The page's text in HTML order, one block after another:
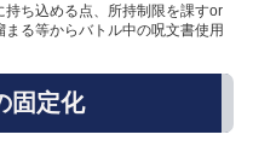
ち込める点、所持制限を課すor
る等からバトル中の呪文書使用
固定化